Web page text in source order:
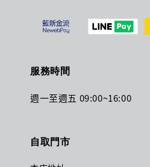
服務時間
週一至週五 09:00~16:00
自取門市